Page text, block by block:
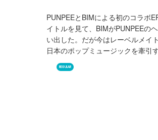
PUNPEEとBIMによる初のコラボ
イトルを見て、BIMがPUNPEEの
い出した。だが今はレーベルメイ
日本のポップミュージックを牽引
REGULAR